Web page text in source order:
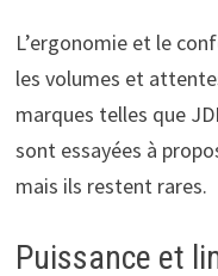
L’ergonomie et le
les volumes et
marques telles que
sont essayées à
mais ils restent rares.
Puissance et